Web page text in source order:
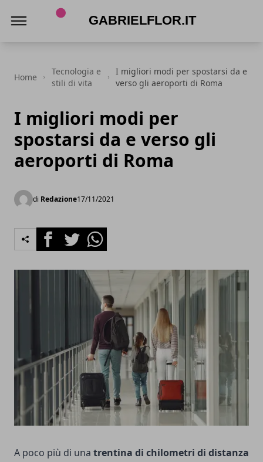
Home
Tecnologia e
stili di vita
I migliori modi per spostarsi da e
verso gli aeroporti di Roma
I migliori modi per
spostarsi da e verso gli
aeroporti di Roma
di Redazione17/11/2021
FacebookTwitterWhatsapp
A poco più di una trentina di chilometri di distanza